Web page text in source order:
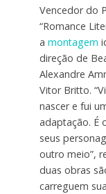
Vencedor do
“Romance
a montagem
direção de
Alexandre
Vitor Britto.
nascer e fui
adaptação. É
seus
outro meio”,
duas obras
carreguem